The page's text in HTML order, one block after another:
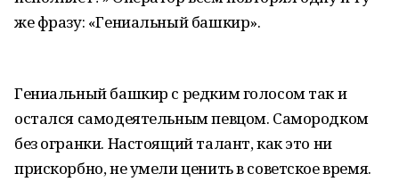
же фразу: «Гениальный башкир».
Гениальный башкир с редким голосом так и
остался самодеятельным певцом. Самородком
без огранки. Настоящий талант, как это ни
прискорбно, не умели ценить в советское время.